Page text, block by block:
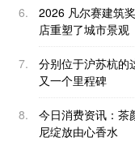
6.
2026 凡尔赛建筑
店重塑了城市景观
7.
分别位于沪苏杭的
又一个里程碑
8.
今日消费资讯：茶
尼绽放由心香水